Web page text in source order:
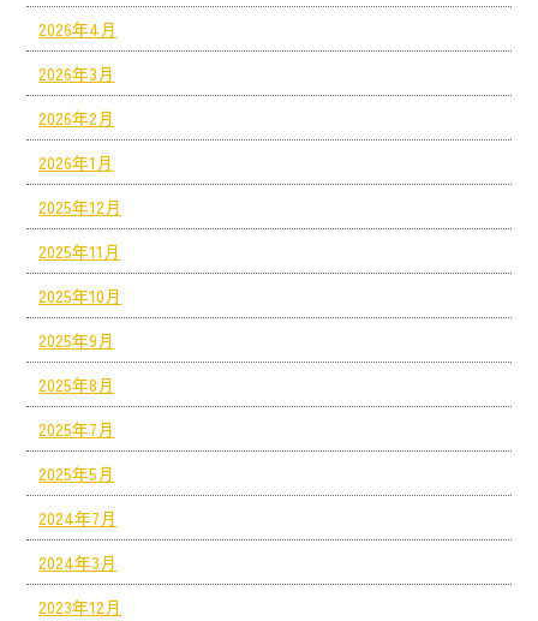
2026年4月
2026年3月
2026年2月
2026年1月
2025年12月
2025年11月
2025年10月
2025年9月
2025年8月
2025年7月
2025年5月
2024年7月
2024年3月
2023年12月